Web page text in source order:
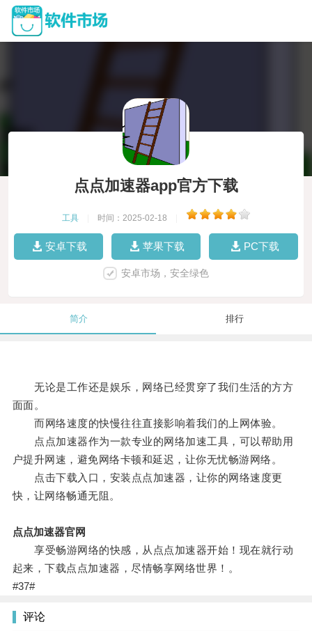
点点加速器app官方下载
工具 时间：2025-02-18
安卓下载 苹果下载 PC下载
安卓市场，安全绿色
简介 排行
无论是工作还是娱乐，网络已经贯穿了我们生活的方方
面面。
而网络速度的快慢往往直接影响着我们的上网体验。
点点加速器作为一款专业的网络加速工具，可以帮助用
户提升网速，避免网络卡顿和延迟，让你无忧畅游网络。
点击下载入口，安装点点加速器，让你的网络速度更
快，让网络畅通无阻。
点点加速器官网
享受畅游网络的快感，从点点加速器开始！现在就行动
起来，下载点点加速器，尽情畅享网络世界！。
#37#
评论